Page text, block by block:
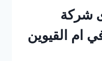
شركة
ام القيوين